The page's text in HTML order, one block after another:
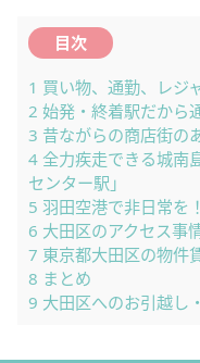
目次
1 買い物、通勤、レジ
2 始発・終着駅だから
3 昔ながらの商店街の
4 全力疾走できる城南
センター駅」
5 羽田空港で非日常を
6 大田区のアクセス事
7 東京都大田区の物件
8 まとめ
9 大田区へのお引越し